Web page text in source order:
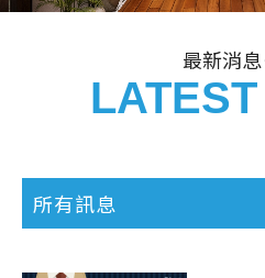
最新消
所有訊息